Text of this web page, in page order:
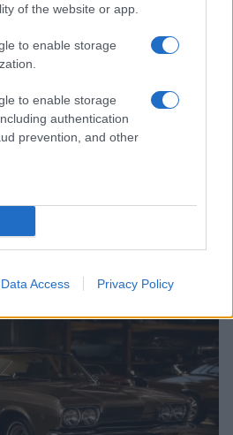
of the website or app.
to enable storage
to enable storage
authentication
prevention, and other
Data Access Privacy Policy
viaggi lunghi senza